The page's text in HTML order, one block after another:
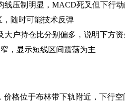
线压制明显，MACD死叉但下行
，随时可能技术反弹
大户持仓比分别偏多，说明下方
，显示短线区间震荡为主
格位于布林带下轨附近，下行